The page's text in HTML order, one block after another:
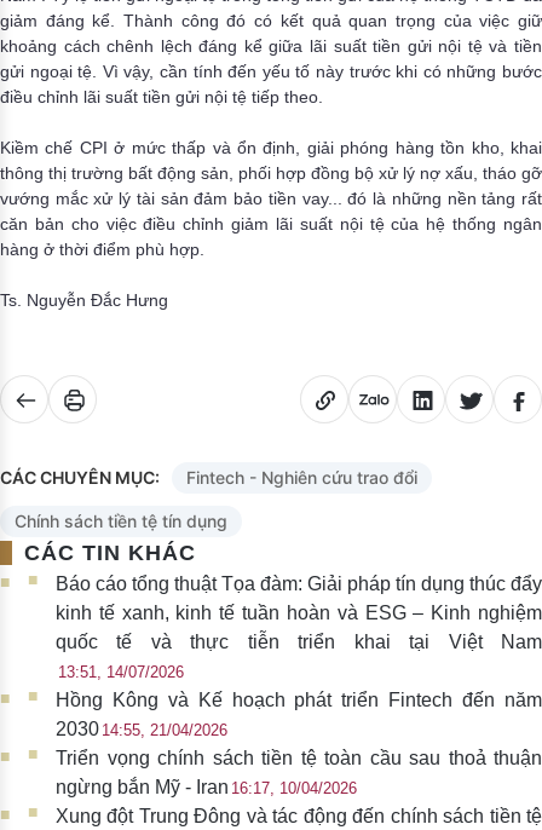
giảm đáng kể. Thành công đó có kết quả quan trọng của việc giữ
khoảng cách chênh lệch đáng kể giữa lãi suất tiền gửi nội tệ và tiền
gửi ngoại tệ. Vì vậy, cần tính đến yếu tố này trước khi có những bước
điều chỉnh lãi suất tiền gửi nội tệ tiếp theo.
Kiềm chế CPI ở mức thấp và ổn định, giải phóng hàng tồn kho, khai
thông thị trường bất động sản, phối hợp đồng bộ xử lý nợ xấu, tháo gỡ
vướng mắc xử lý tài sản đảm bảo tiền vay... đó là những nền tảng rất
căn bản cho việc điều chỉnh giảm lãi suất nội tệ của hệ thống ngân
hàng ở thời điểm phù hợp.
Ts. Nguyễn Đắc Hưng
CÁC CHUYÊN MỤC: Fintech - Nghiên cứu trao đổi
Chính sách tiền tệ tín dụng
CÁC TIN KHÁC
Báo cáo tổng thuật Tọa đàm: Giải pháp tín dụng thúc đẩy
kinh tế xanh, kinh tế tuần hoàn và ESG – Kinh nghiệm
quốc tế và thực tiễn triển khai tại Việt Nam
13:51, 14/07/2026
Hồng Kông và Kế hoạch phát triển Fintech đến năm
2030 14:55, 21/04/2026
Triển vọng chính sách tiền tệ toàn cầu sau thoả thuận
ngừng bắn Mỹ - Iran 16:17, 10/04/2026
Xung đột Trung Đông và tác động đến chính sách tiền tệ